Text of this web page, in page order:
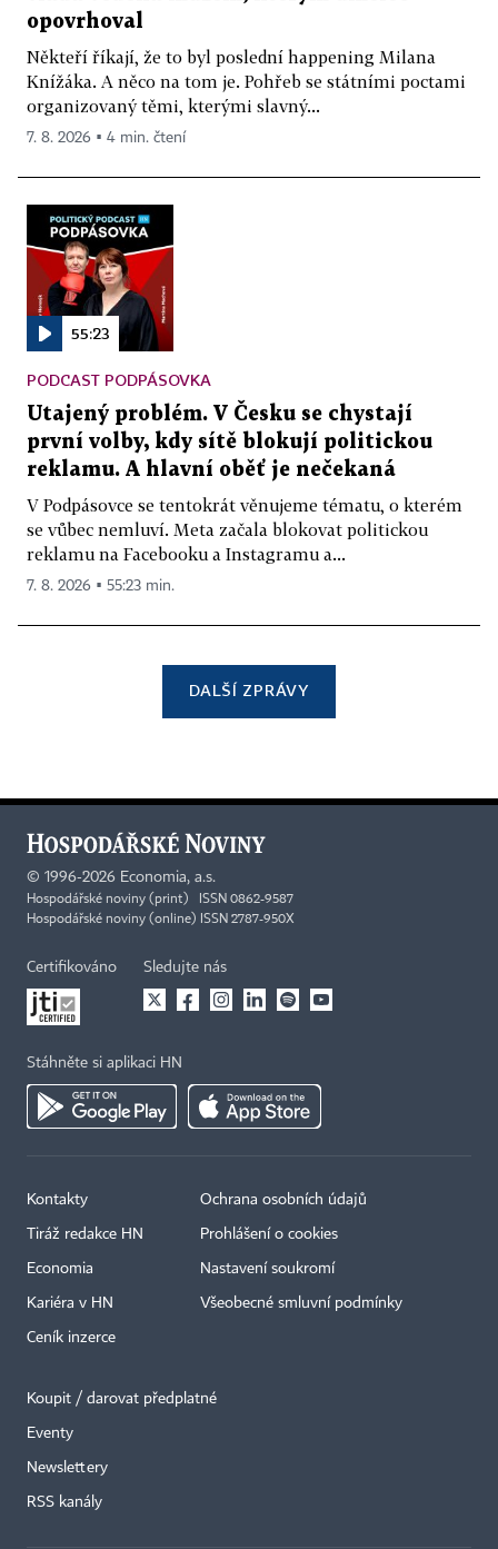
opovrhoval
Někteří říkají, že to byl poslední happening Milana
Knížáka. A něco na tom je. Pohřeb se státními poctami
organizovaný těmi, kterými slavný...
7. 8. 2026 ▪ 4 min. čtení
55:23
PODCAST PODPÁSOVKA
Utajený problém. V Česku se chystají
první volby, kdy sítě blokují politickou
reklamu. A hlavní oběť je nečekaná
V Podpásovce se tentokrát věnujeme tématu, o kterém
se vůbec nemluví. Meta začala blokovat politickou
reklamu na Facebooku a Instagramu a...
7. 8. 2026 ▪ 55:23 min.
DALŠÍ ZPRÁVY
© 1996-2026 Economia, a.s.
Hospodářské noviny (print) ISSN 0862-9587
Hospodářské noviny (online) ISSN 2787-950X
Certifikováno Sledujte nás
Stáhněte si aplikaci HN
Kontakty
Tiráž redakce HN
Economia
Kariéra v HN
Ceník inzerce
Ochrana osobních údajů
Prohlášení o cookies
Nastavení soukromí
Všeobecné smluvní podmínky
Koupit / darovat předplatné
Eventy
Newslettery
RSS kanály